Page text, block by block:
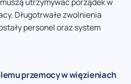
Długotrwałe zwolnienia
personel oraz system
przemocy w więzieniach